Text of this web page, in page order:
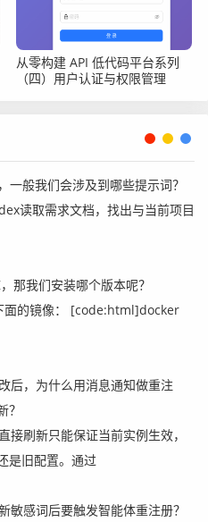
从零构建 API 低代码平台系列
（四）用户认证与权限管理
般我们会涉及到哪些提示词？
读取需求文档，找出与当前项目
那我们安装哪个版本呢？
面的镜像： [code:html]docker
后，为什么用消息通知做重注
？
接刷新只能保证当前实例生效，
是旧配置。通过
敏感词后要触发智能体重注册？